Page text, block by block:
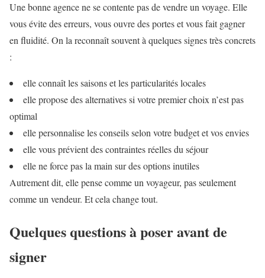
Une bonne agence ne se contente pas de vendre un voyage. Elle
vous évite des erreurs, vous ouvre des portes et vous fait gagner
en fluidité. On la reconnaît souvent à quelques signes très concrets
:
elle connaît les saisons et les particularités locales
elle propose des alternatives si votre premier choix n’est pas
optimal
elle personnalise les conseils selon votre budget et vos envies
elle vous prévient des contraintes réelles du séjour
elle ne force pas la main sur des options inutiles
Autrement dit, elle pense comme un voyageur, pas seulement
comme un vendeur. Et cela change tout.
Quelques questions à poser avant de
signer